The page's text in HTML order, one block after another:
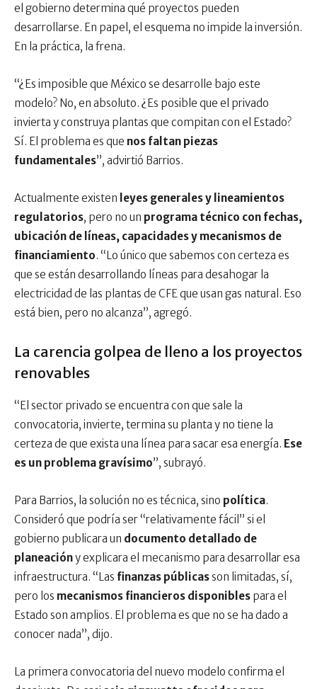
el gobierno determina qué proyectos pueden
desarrollarse. En papel, el esquema no impide la inversión.
En la práctica, la frena.
“¿Es imposible que México se desarrolle bajo este
modelo? No, en absoluto. ¿Es posible que el privado
invierta y construya plantas que compitan con el Estado?
Sí. El problema es que nos faltan piezas
fundamentales”, advirtió Barrios.
Actualmente existen leyes generales y lineamientos
regulatorios, pero no un programa técnico con fechas,
ubicación de líneas, capacidades y mecanismos de
financiamiento. “Lo único que sabemos con certeza es
que se están desarrollando líneas para desahogar la
electricidad de las plantas de CFE que usan gas natural. Eso
está bien, pero no alcanza”, agregó.
La carencia golpea de lleno a los proyectos
renovables
“El sector privado se encuentra con que sale la
convocatoria, invierte, termina su planta y no tiene la
certeza de que exista una línea para sacar esa energía. Ese
es un problema gravísimo”, subrayó.
Para Barrios, la solución no es técnica, sino política.
Consideró que podría ser “relativamente fácil” si el
gobierno publicara un documento detallado de
planeacióny explicara el mecanismo para desarrollar esa
infraestructura. “Las finanzas públicasson limitadas, sí,
pero los mecanismos financieros disponibles para el
Estado son amplios. El problema es que no se ha dado a
conocer nada”, dijo.
La primera convocatoria del nuevo modelo confirma el